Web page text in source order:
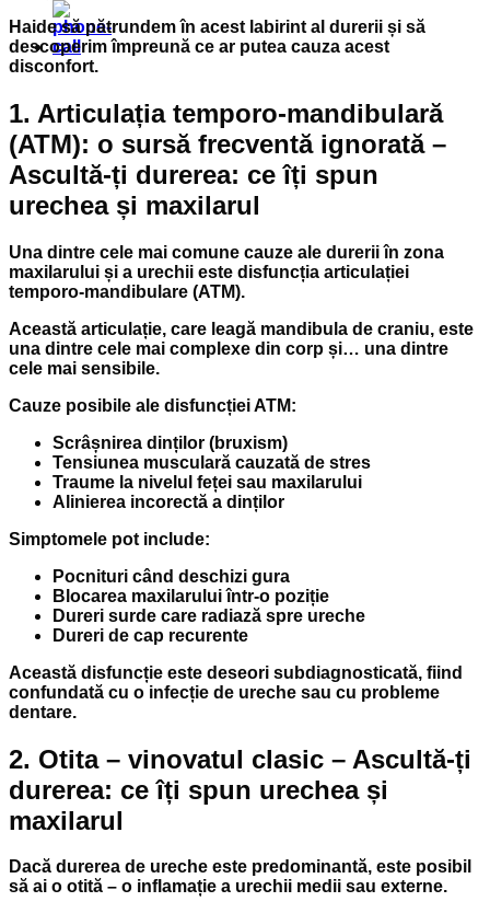
Haide să pătrundem în acest labirint al durerii și să
descoperim împreună ce ar putea cauza acest
disconfort.
1. Articulația temporo-mandibulară
(ATM): o sursă frecventă ignorată –
Ascultă-ți durerea: ce îți spun
urechea și maxilarul
Una dintre cele mai comune cauze ale durerii în zona
maxilarului și a urechii este disfuncția articulației
temporo-mandibulare (ATM).
Această articulație, care leagă mandibula de craniu, este
una dintre cele mai complexe din corp și… una dintre
cele mai sensibile.
Cauze posibile ale disfuncției ATM:
Scrâșnirea dinților (bruxism)
Tensiunea musculară cauzată de stres
Traume la nivelul feței sau maxilarului
Alinierea incorectă a dinților
Simptomele pot include:
Pocnituri când deschizi gura
Blocarea maxilarului într-o poziție
Dureri surde care radiază spre ureche
Dureri de cap recurente
Această disfuncție este deseori subdiagnosticată, fiind
confundată cu o infecție de ureche sau cu probleme
dentare.
2. Otita – vinovatul clasic – Ascultă-ți
durerea: ce îți spun urechea și
maxilarul
Dacă durerea de ureche este predominantă, este posibil
să ai o otită – o inflamație a urechii medii sau externe.